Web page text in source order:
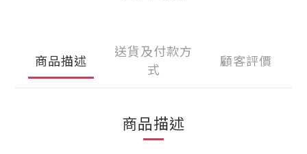
商品描述
送貨及付款方
式
顧客評價
商品描述